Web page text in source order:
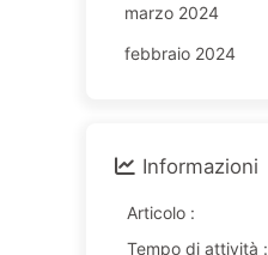
marzo 2024
febbraio 2024
Informazioni
Articolo :
Tempo di attività :